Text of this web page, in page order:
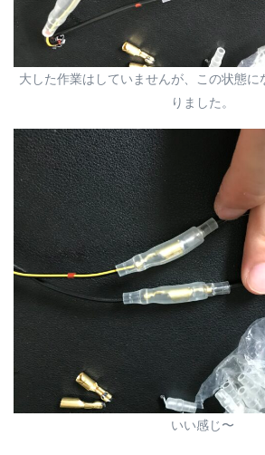
大した作業はしていませんが、この状態に
りました。
いい感じ〜